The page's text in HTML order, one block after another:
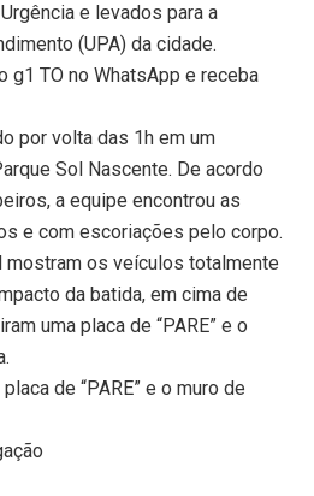
e levados para a
(UPA) da cidade.
g1 TO no WhatsApp e receba
por volta das 1h em um
Sol Nascente. De acordo
a equipe encontrou as
e com escoriações pelo corpo.
os veículos totalmente
da batida, em cima de
uma placa de “PARE” e o
de “PARE” e o muro de